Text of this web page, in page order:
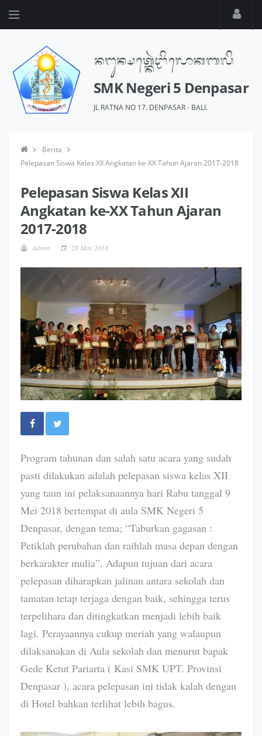
SMK Negeri 5 Denpasar
JL RATNA NO 17. DENPASAR - BALI.
Berita
Pelepasan Siswa Kelas XII Angkatan ke-XX Tahun Ajaran 2017-2018
Pelepasan Siswa Kelas XII
Angkatan ke-XX Tahun Ajaran
2017-2018
Admin 28 May 2018
Program tahunan dan salah satu acara yang sudah
pasti dilakukan adalah pelepasan siswa kelas XII
yang taun ini pelaksanaannya hari Rabu tanggal 9
Mei 2018 bertempat di aula SMK Negeri 5
Denpasar, dengan tema; “Taburkan gagasan :
Petiklah perubahan dan raihlah masa depan dengan
berkarakter mulia”. Adapun tujuan dari acara
pelepasan diharapkan jalinan antara sekolah dan
tamatan tetap terjaga dengan baik, sehingga terus
terpelihara dan ditingkatkan menjadi lebih baik
lagi. Perayaannya cukup meriah yang walaupun
dilaksanakan di Aula sekolah dan menurut bapak
Gede Ketut Pariarta ( Kasi SMK UPT. Provinsi
Denpasar ), acara pelepasan ini tidak kalah dengan
di Hotel bahkan terlihat lebih bagus.